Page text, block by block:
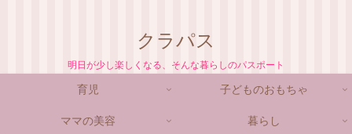
クラパス
明日が少し楽しくなる、そんな暮らしのパスポート
育児 子どものおもちゃ
ママの美容 暮らし